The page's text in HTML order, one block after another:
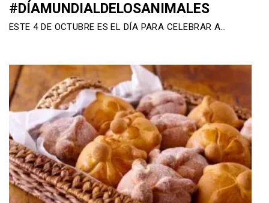
#DÍAMUNDIALDELOSANIMALES
ESTE 4 DE OCTUBRE ES EL DÍA PARA CELEBRAR A…